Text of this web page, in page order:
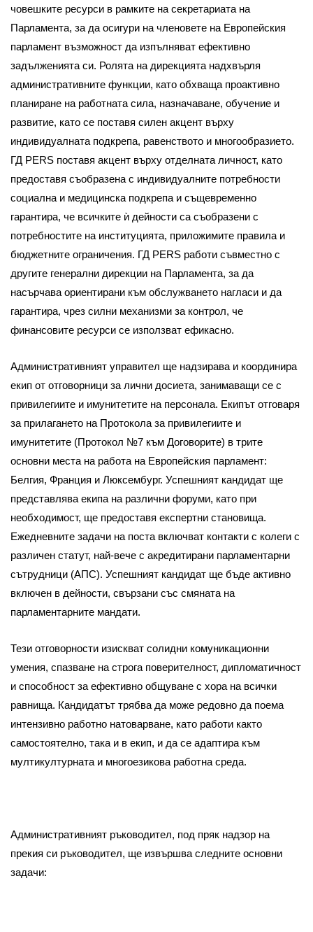
човешките ресурси в рамките на секретариата на
Парламента, за да осигури на членовете на Европейския
парламент възможност да изпълняват ефективно
задълженията си. Ролята на дирекцията надхвърля
административните функции, като обхваща проактивно
планиране на работната сила, назначаване, обучение и
развитие, като се поставя силен акцент върху
индивидуалната подкрепа, равенството и многообразието.
ГД PERS поставя акцент върху отделната личност, като
предоставя съобразена с индивидуалните потребности
социална и медицинска подкрепа и същевременно
гарантира, че всичките ѝ дейности са съобразени с
потребностите на институцията, приложимите правила и
бюджетните ограничения. ГД PERS работи съвместно с
другите генерални дирекции на Парламента, за да
насърчава ориентирани към обслужването нагласи и да
гарантира, чрез силни механизми за контрол, че
финансовите ресурси се използват ефикасно.
Административният управител ще надзирава и координира
екип от отговорници за лични досиета, занимаващи се с
привилегиите и имунитетите на персонала. Екипът отговаря
за прилагането на Протокола за привилегиите и
имунитетите (Протокол №7 към Договорите) в трите
основни места на работа на Европейския парламент:
Белгия, Франция и Люксембург. Успешният кандидат ще
представлява екипа на различни форуми, като при
необходимост, ще предоставя експертни становища.
Ежедневните задачи на поста включват контакти с колеги с
различен статут, най-вече с акредитирани парламентарни
сътрудници (АПС). Успешният кандидат ще бъде активно
включен в дейности, свързани със смяната на
парламентарните мандати.
Тези отговорности изискват солидни комуникационни
умения, спазване на строга поверителност, дипломатичност
и способност за ефективно общуване с хора на всички
равнища. Кандидатът трябва да може редовно да поема
интензивно работно натоварване, като работи както
самостоятелно, така и в екип, и да се адаптира към
мултикултурната и многоезикова работна среда.
Административният ръководител, под пряк надзор на
прекия си ръководител, ще извършва следните основни
задачи: